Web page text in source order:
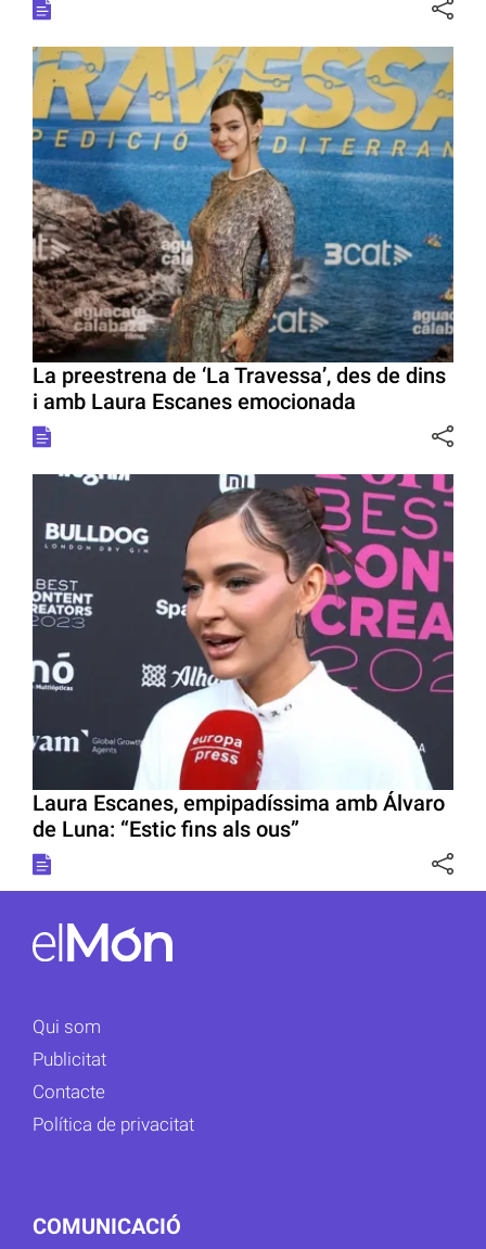
La preestrena de ‘La Travessa’, des de dins
i amb Laura Escanes emocionada
Laura Escanes, empipadíssima amb Álvaro
de Luna: “Estic fins als ous”
Qui som
Publicitat
Contacte
Política de privacitat
COMUNICACIÓ